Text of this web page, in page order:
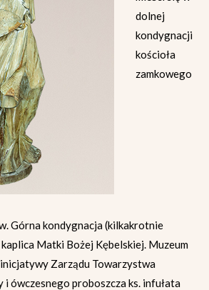
dolnej
kondygnacji
kościoła
zamkowego
Górna kondygnacja (kilkakrotnie
Matki Bożej Kębelskiej. Muzeum
Zarządu Towarzystwa
i ówczesnego proboszcza ks. infułata